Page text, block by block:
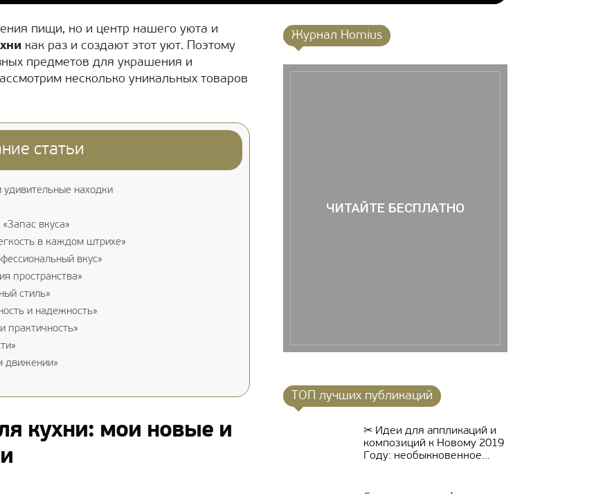
пищи, но и центр нашего уюта и
как раз и создают этот уют. Поэтому
предметов для украшения и
несколько уникальных товаров
статьи
находки
вкуса»
в каждом штрихе»
вкус»
пространства»
стиль»
и надежность»
практичность»
движении»
кухни: мои новые и
Журнал Homius
ЧИТАЙТЕ БЕСПЛАТНО
ТОП лучших публикаций
✂ Идеи для аппликаций и
композиций к Новому 2019
Году: необыкновенное...